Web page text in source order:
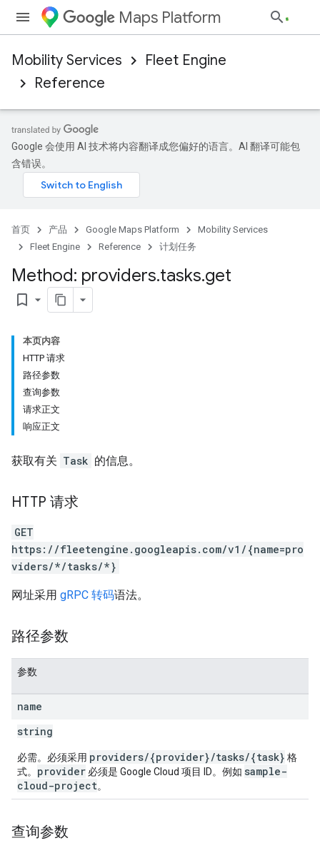
Maps Platform
Mobility Services
Fleet Engine
Reference
Google 会使用 AI 技术将内容翻译成您偏好的语言。AI 翻译可能包
含错误。
首页 产品 Google Maps Platform
Mobility Services
Fleet Engine
Reference 计划任务
Method: providers.tasks.get
bookmark_border
本页内容
HTTP 请求
路径参数
查询参数
请求正文
响应正文
获取有关 Task 的信息。
HTTP 请求
GET
https://fleetengine.googleapis.com/v1/{name=pro
viders/*/tasks/*}
网址采用 gRPC 转码语法。
路径参数
参数
name
string
必需。必须采用 providers/{provider}/tasks/{task} 格
式。 provider 必须是 Google Cloud 项目 ID。例如 sample-
cloud-project。
查询参数